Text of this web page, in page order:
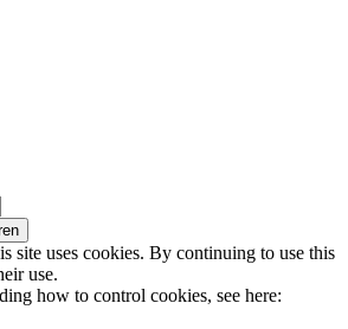
site uses cookies. By continuing to use this
use.
how to control cookies, see here: